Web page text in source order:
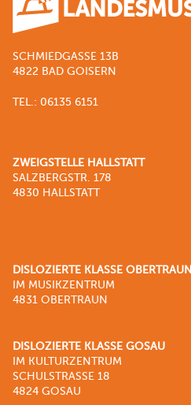
SCHMIEDGASSE 13B
4822 BAD GOISERN
TEL.: 06135 6151
ZWEIGSTELLE HALLSTATT
SALZBERGSTR. 178
4830 HALLSTATT
DISLOZIERTE KLASSE OBERTRAUN
IM MUSIKZENTRUM
4831 OBERTRAUN
DISLOZIERTE KLASSE GOSAU
IM KULTURZENTRUM
SCHULSTRASSE 18
4824 GOSAU